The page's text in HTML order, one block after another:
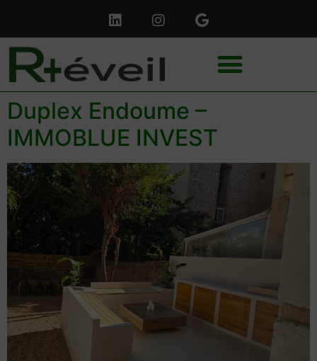
Duplex Endoume –
IMMOBLUE INVEST